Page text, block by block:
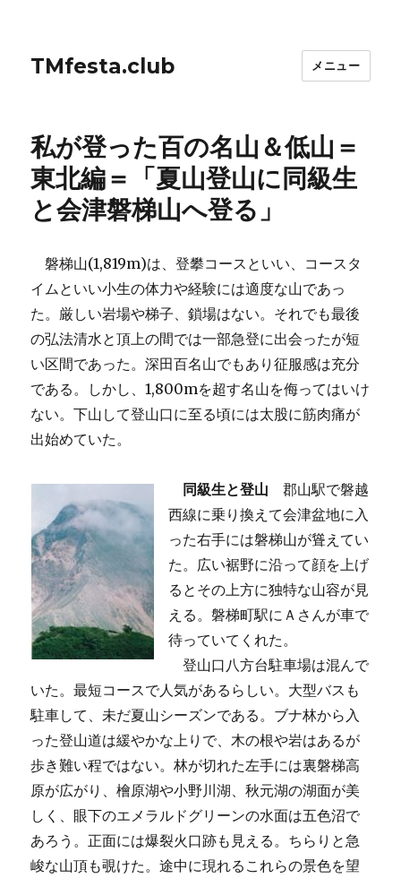
TMfesta.club メニュー
私が登った百の名山＆低山＝
東北編＝「夏山登山に同級生
と会津磐梯山へ登る」
磐梯山(1,819m)は、登攀コースといい、コースタ
イムといい小生の体力や経験には適度な山であっ
た。厳しい岩場や梯子、鎖場はない。それでも最後
の弘法清水と頂上の間では一部急登に出会ったが短
い区間であった。深田百名山でもあり征服感は充分
である。しかし、1,800mを超す名山を侮ってはいけ
ない。下山して登山口に至る頃には太股に筋肉痛が
出始めていた。
同級生と登山 郡山駅で磐越
西線に乗り換えて会津盆地に入
った右手には磐梯山が聳えてい
た。広い裾野に沿って顔を上げ
るとその上方に独特な山容が見
える。磐梯町駅にＡさんが車で
待っていてくれた。
登山口八方台駐車場は混んで
いた。最短コースで人気があるらしい。大型バスも
駐車して、未だ夏山シーズンである。ブナ林から入
った登山道は緩やかな上りで、木の根や岩はあるが
歩き難い程ではない。林が切れた左手には裏磐梯高
原が広がり、檜原湖や小野川湖、秋元湖の湖面が美
しく、眼下のエメラルドグリーンの水面は五色沼で
あろう。正面には爆裂火口跡も見える。ちらりと急
峻な山頂も覗けた。途中に現れるこれらの景色を望